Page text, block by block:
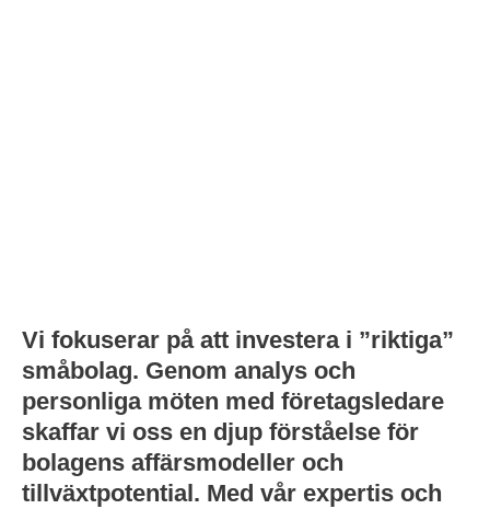
Vi fokuserar på att investera i ”riktiga”
småbolag. Genom analys och
personliga möten med företagsledare
skaffar vi oss en djup förståelse för
bolagens affärsmodeller och
tillväxtpotential. Med vår expertis och